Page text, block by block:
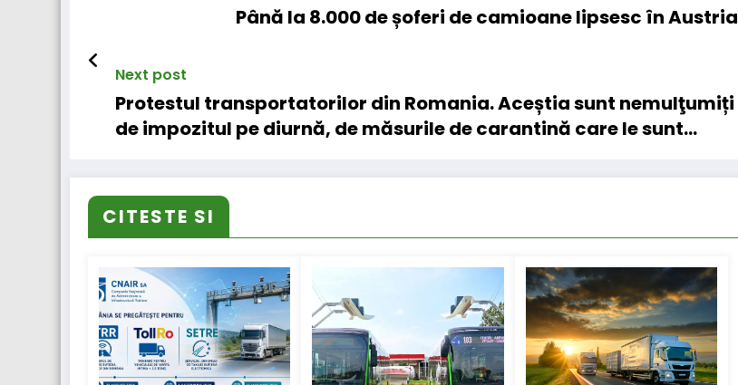
Până la 8.000 de șoferi de camioane lipsesc în Austria
Next post
Protestul transportatorilor din Romania. Aceștia sunt nemulţumiți
de impozitul pe diurnă, de măsurile de carantină care le sunt
CITESTE SI